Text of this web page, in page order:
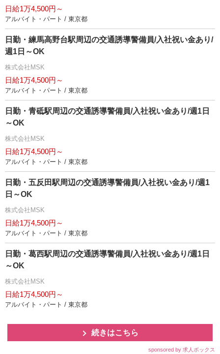
日給1万4,500円～
アルバイト・パート / 東京都
日勤・練馬高野台駅周辺の交通誘導警備員/入社祝い金あり/
週1日～OK
株式会社MSK
日給1万4,500円～
アルバイト・パート / 東京都
日勤・青砥駅周辺の交通誘導警備員/入社祝い金あり/週1日
～OK
株式会社MSK
日給1万4,500円～
アルバイト・パート / 東京都
日勤・五反田駅周辺の交通誘導警備員/入社祝い金あり/週1
日～OK
株式会社MSK
日給1万4,500円～
アルバイト・パート / 東京都
日勤・葛西駅周辺の交通誘導警備員/入社祝い金あり/週1日
～OK
株式会社MSK
日給1万4,500円～
アルバイト・パート / 東京都
続きはこちら
sponsored by 求人ボックス